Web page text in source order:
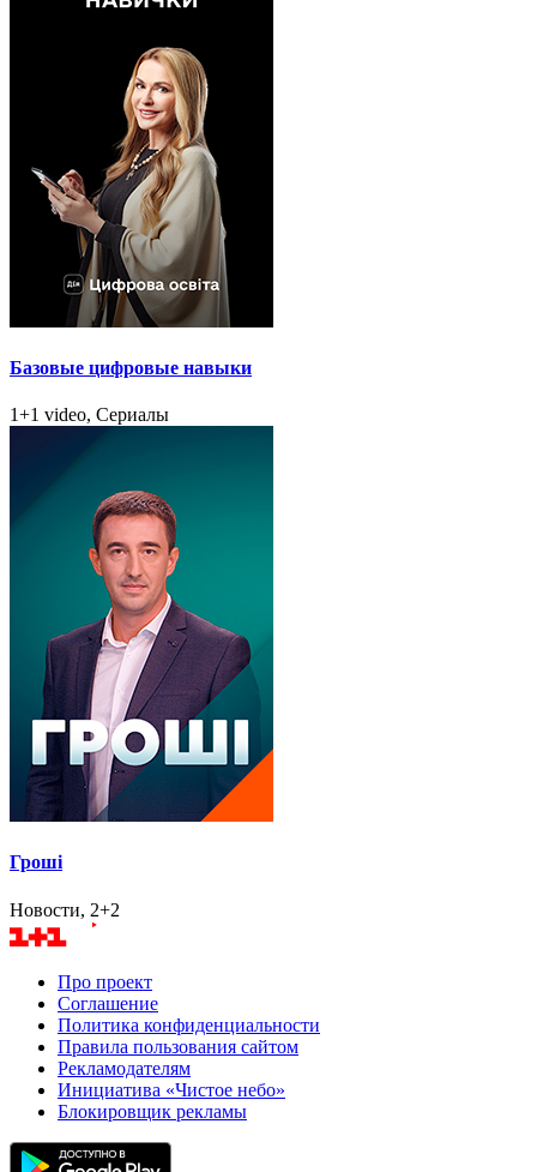
Базовые цифровые навыки
1+1 video, Сериалы
Гроші
Новости, 2+2
Про проект
Соглашение
Политика конфиденциальности
Правила пользования сайтом
Рекламодателям
Инициатива «Чистое небо»
Блокировщик рекламы